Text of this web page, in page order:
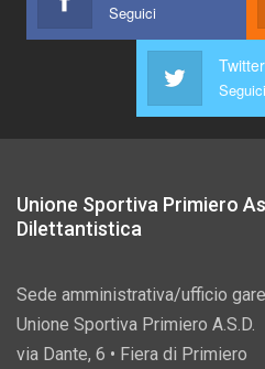
Seguici
Twitter
Seguici
Unione Sportiva Primiero
Dilettantistica
Sede amministrativa/ufficio
Unione Sportiva Primiero A.S.D.
via Dante, 6 • Fiera di Primiero